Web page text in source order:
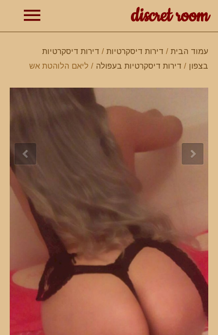
discret room
עמוד הבית / דירות דיסקרטיות / דירות דיסקרטיות
בצפון / דירות דיסקרטיות בעפולה / ליאם הלוהטת אש